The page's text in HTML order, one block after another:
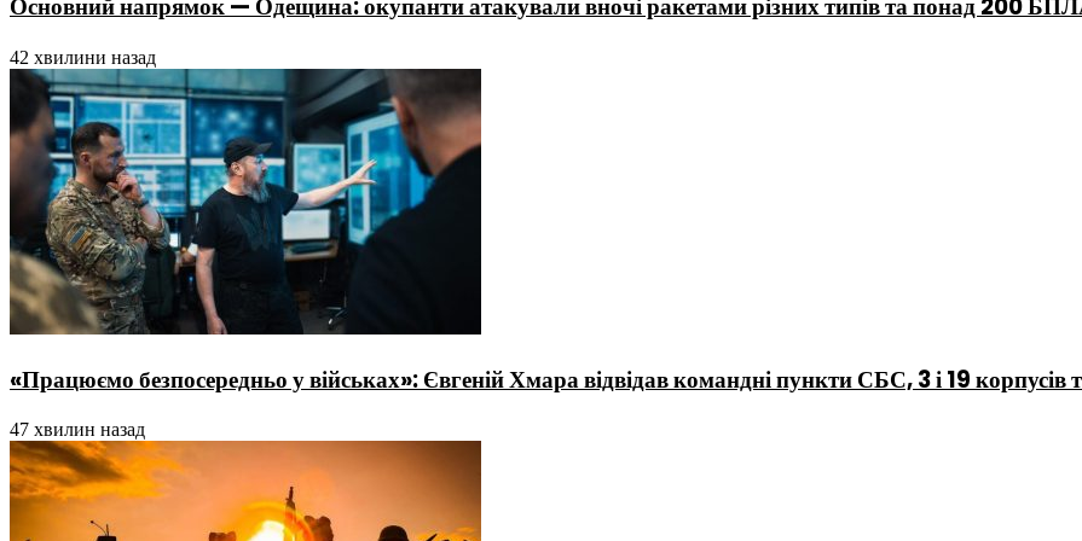
Основний напрямок — Одещина: окупанти атакували вночі ракетами різних типів та понад 200
42 хвилини назад
«Працюємо безпосередньо у військах»: Євгеній Хмара відвідав командні пункти СБС, 3 і 19 корпусів
47 хвилин назад